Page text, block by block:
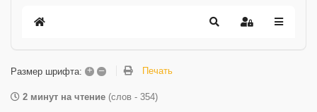
Размер шрифта: + – Печать
2 минут на чтение (слов - 354)